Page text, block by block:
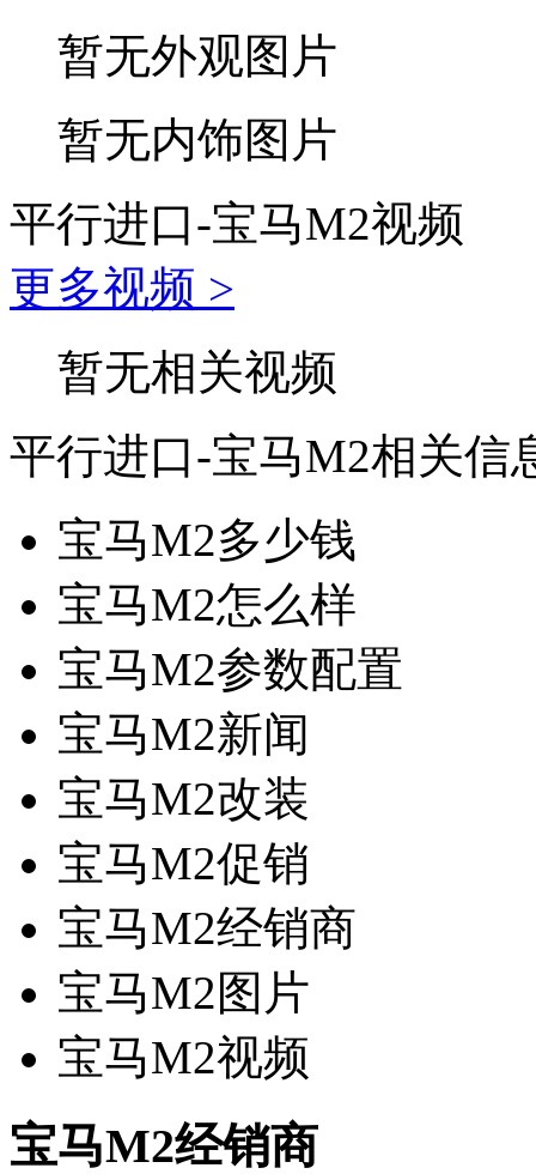
暂无外观图片
暂无内饰图片
平行进口-宝马M2视频
更多视频 >
暂无相关视频
平行进口-宝马M2相关信
宝马M2多少钱
宝马M2怎么样
宝马M2参数配置
宝马M2新闻
宝马M2改装
宝马M2促销
宝马M2经销商
宝马M2图片
宝马M2视频
宝马M2经销商